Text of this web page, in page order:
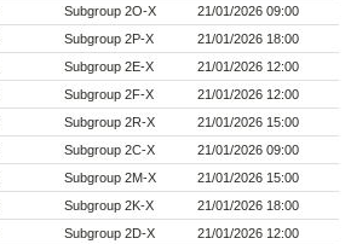
Subgroup 2O-X
21/01/2026 09:00
Subgroup 2P-X
21/01/2026 18:00
Subgroup 2E-X
21/01/2026 12:00
Subgroup 2F-X
21/01/2026 12:00
Subgroup 2R-X
21/01/2026 15:00
Subgroup 2C-X
21/01/2026 09:00
Subgroup 2M-X
21/01/2026 15:00
Subgroup 2K-X
21/01/2026 18:00
Subgroup 2D-X
21/01/2026 12:00